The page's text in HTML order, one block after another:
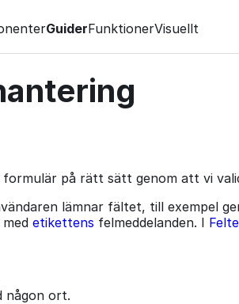
GuiderFunktionerVisuellt
på rätt sätt genom att vi
lämnar fältet, till exempel
etikettens felmeddelanden. I
någon ort.